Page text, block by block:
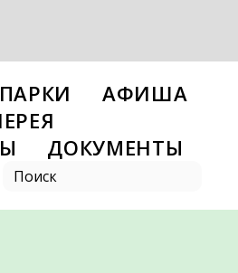
ПАРКИ
АФИША
ДОКУМЕНТЫ